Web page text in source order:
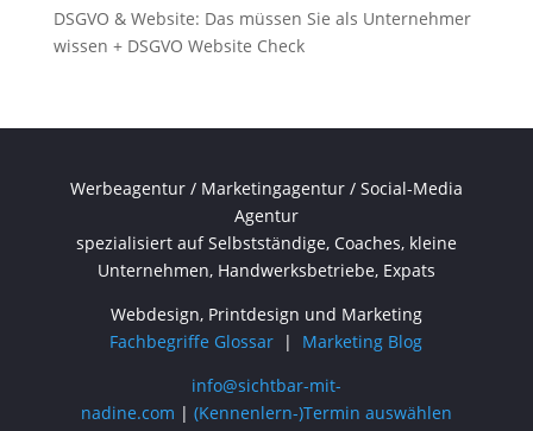
DSGVO & Website: Das müssen Sie als Unternehmer
wissen + DSGVO Website Check
Werbeagentur / Marketingagentur / Social-Media
Agentur
spezialisiert auf Selbstständige, Coaches, kleine
Unternehmen, Handwerksbetriebe, Expats
Webdesign, Printdesign und Marketing
Fachbegriffe Glossar | Marketing Blog
info@sichtbar-mit-
nadine.com | (Kennenlern-)Termin auswählen